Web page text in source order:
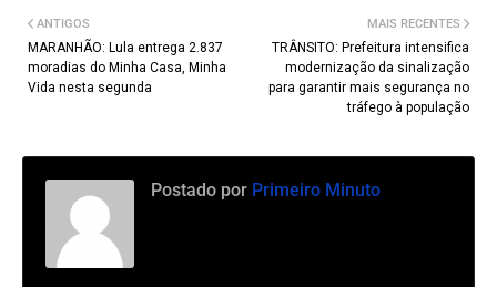
MAIS RECENTES
TRÂNSITO: Prefeitura intensifica
modernização da sinalização
para garantir mais segurança no
tráfego à população
ANTIGOS
MARANHÃO: Lula entrega 2.837
moradias do Minha Casa, Minha
Vida nesta segunda
Postado por Primeiro Minuto